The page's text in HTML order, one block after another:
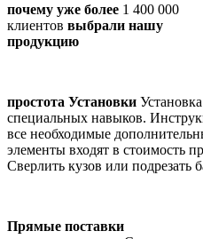
почему уже более 1 400 000
клиентов выбрали нашу
продукцию
простота Установки
специальных навыков.
все необходимые
элементы входят в стоимость
Сверлить кузов или подрезать
Прямые поставки